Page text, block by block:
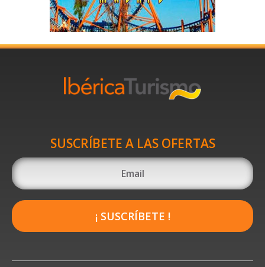
SUSCRÍBETE A LAS OFERTAS
¡ SUSCRÍBETE !